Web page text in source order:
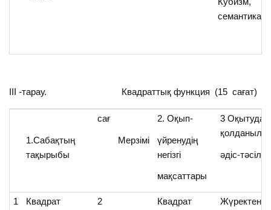
ІІІ -тарау. Квадраттық функция (15 сағат)
1.Сабақтың
тақырыбы
сағ
Мерзімі
2. Оқып-
үйренудің
негізгі
мақсаттары
3 Оқытуда
әдіс-
1
Квадрат
2
Квадрат
Жүректен